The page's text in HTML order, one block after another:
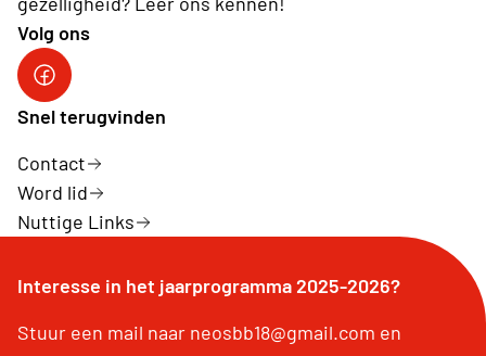
Volg ons
facebookgroep
Snel terugvinden
Contact
Word lid
Nuttige Links
Interesse in het jaarprogramma 2025-2026?
Stuur een mail naar neosbb18@gmail.com en